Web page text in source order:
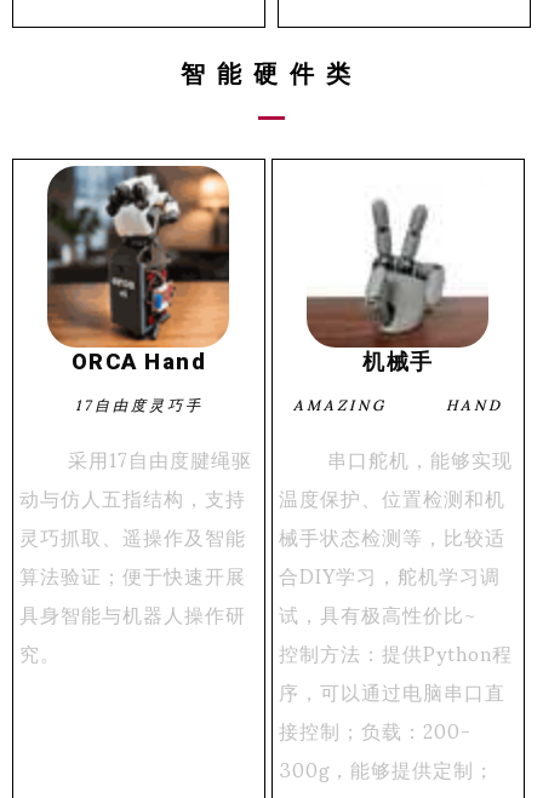
智能硬件类
ORCA Hand
17自由度灵巧手
采用17自由度腱绳驱
动与仿人五指结构，支持
灵巧抓取、遥操作及智能
算法验证；便于快速开展
具身智能与机器人操作研
究。
机械手
AMAZING HAND
串口舵机，能够实现
温度保护、位置检测和机
械手状态检测等，比较适
合DIY学习，舵机学习调
试，具有极高性价比~
控制方法：提供Python程
序，可以通过电脑串口直
接控制；负载：200-
300g，能够提供定制；